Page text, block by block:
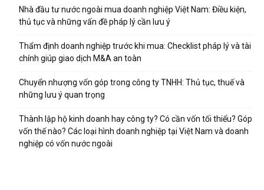
Nhà đầu tư nước ngoài mua doanh nghiệp Việt Nam: Điều kiện,
thủ tục và những vấn đề pháp lý cần lưu ý
Thẩm định doanh nghiệp trước khi mua: Checklist pháp lý và tài
chính giúp giao dịch M&A an toàn
Chuyển nhượng vốn góp trong công ty TNHH: Thủ tục, thuế và
những lưu ý quan trọng
Thành lập hộ kinh doanh hay công ty? Có cần vốn tối thiểu? Góp
vốn thế nào? Các loại hình doanh nghiệp tại Việt Nam và doanh
nghiệp có vốn nước ngoài